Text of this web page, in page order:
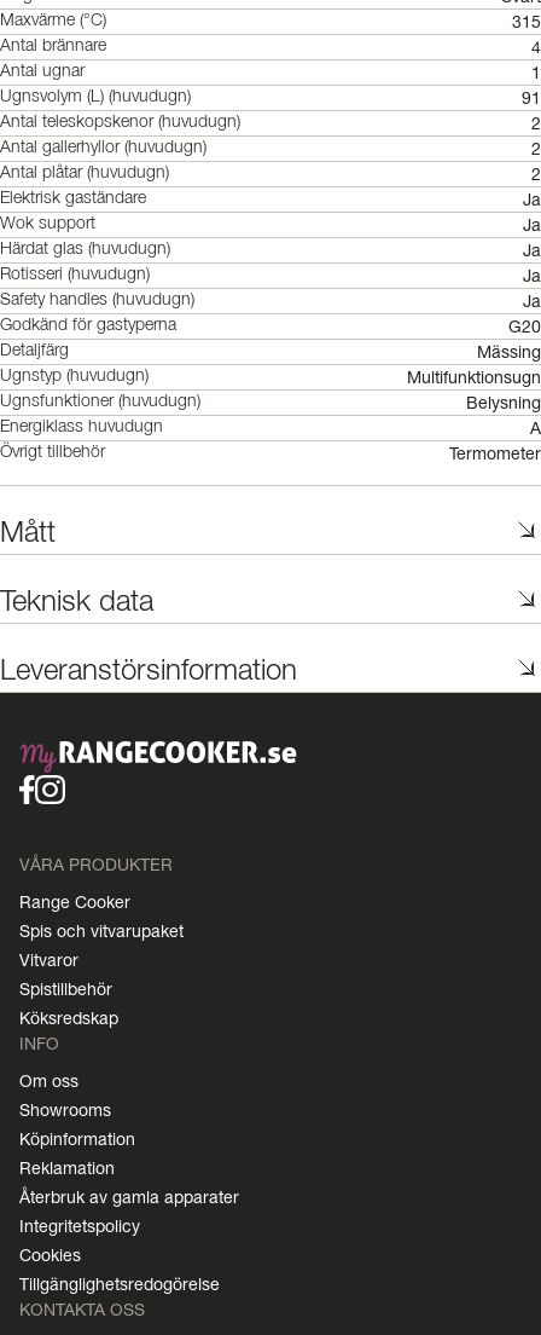
Maxvärme (°C) 315
Antal brännare 4
Antal ugnar 1
Ugnsvolym (L) (huvudugn) 91
Antal teleskopskenor (huvudugn) 2
Antal gallerhyllor (huvudugn) 2
Antal plåtar (huvudugn) 2
Elektrisk gaständare Ja
Wok support Ja
Härdat glas (huvudugn) Ja
Rotisseri (huvudugn) Ja
Safety handles (huvudugn) Ja
Godkänd för gastyperna G20
Detaljfärg Mässing
Ugnstyp (huvudugn) Multifunktionsugn
Ugnsfunktioner (huvudugn) Belysning
Energiklass huvudugn A
Övrigt tillbehör Termometer
Mått
Teknisk data
Leveranstörsinformation
VÅRA PRODUKTER
Range Cooker
Spis och vitvarupaket
Vitvaror
Spistillbehör
Köksredskap
INFO
Om oss
Showrooms
Köpinformation
Reklamation
Återbruk av gamla apparater
Integritetspolicy
Cookies
Tillgänglighetsredogörelse
KONTAKTA OSS